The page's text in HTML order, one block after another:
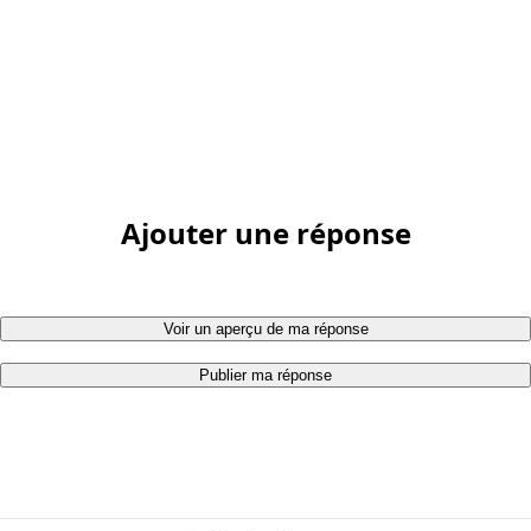
Ajouter une réponse
Voir un aperçu de ma réponse
Publier ma réponse